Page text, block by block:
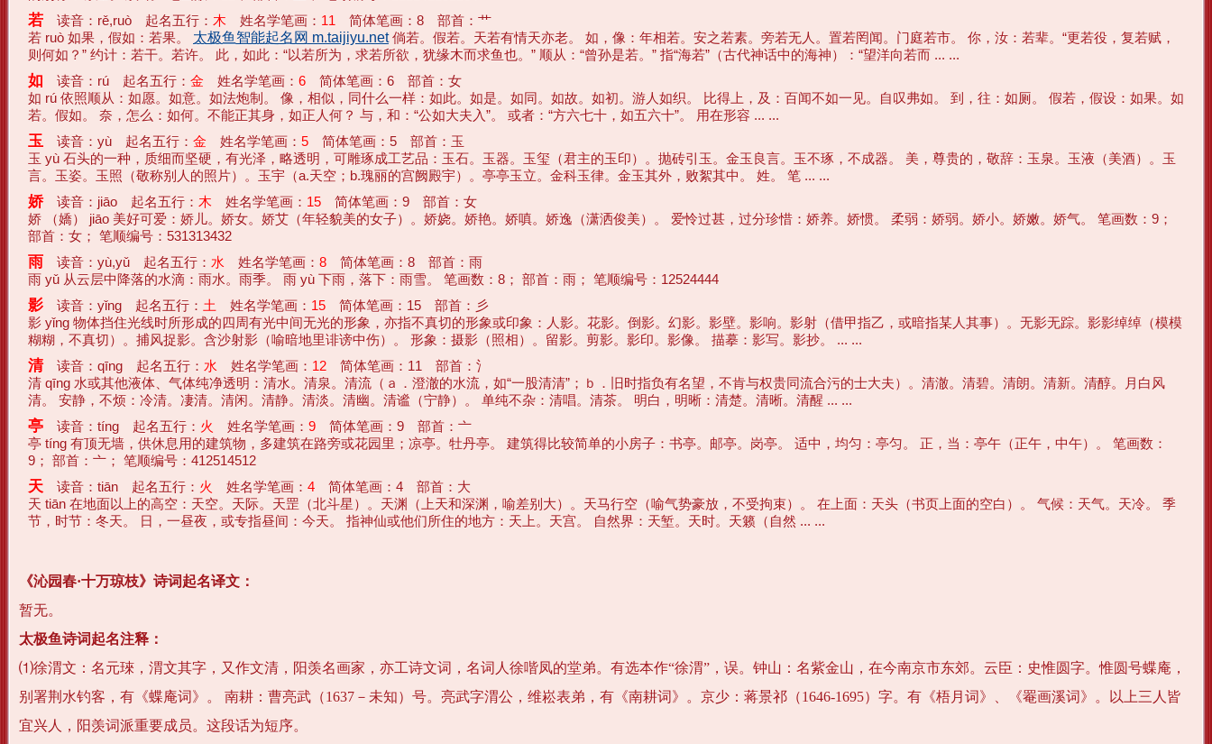
若 读音：rě,ruò 起名五行： 木 姓名学笔画： 11
简体笔画：8 部首：艹
若 ruò 如果，假如：若果。 太极鱼智能起名网 m.taijiyu.net倘若。假若。天若有情天亦老。 如，像：年相若。安之若素。旁若无人。置若罔闻。门庭若市。 你，汝：若辈。“更若役，复若赋，
则何如？” 约计：若干。若许。 此，如此：“以若所为，求若所欲，犹缘木而求鱼也。” 顺从：“曾孙是若。” 指“海若”（古代神话中的海神）：“望洋向若而 ... ...
如 读音：rú 起名五行： 金 姓名学笔画： 6 简体笔画：6 部首：女
如 rú 依照顺从：如愿。如意。如法炮制。 像，相似，同什么一样：如此。如是。如同。如故。如初。游人如织。 比得上，及：百闻不如一见。自叹弗如。 到，往：如厕。 假若，假设：如果。如
若。假如。 奈，怎么：如何。不能正其身，如正人何？ 与，和：“公如大夫入”。 或者：“方六七十，如五六十”。 用在形容 ... ...
玉 读音：yù 起名五行： 金 姓名学笔画： 5 简体笔画：5 部首：玉
玉 yù 石头的一种，质细而坚硬，有光泽，略透明，可雕琢成工艺品：玉石。玉器。玉玺（君主的玉印）。抛砖引玉。金玉良言。玉不琢，不成器。 美，尊贵的，敬辞：玉泉。玉液（美酒）。玉
言。玉姿。玉照（敬称别人的照片）。玉宇（a.天空；b.瑰丽的宫阙殿宇）。亭亭玉立。金科玉律。金玉其外，败絮其中。 姓。 笔 ... ...
娇读音：jiāo 起名五行： 木 姓名学笔画： 15 简体笔画：9 部首：女
娇 （嬌） jiāo 美好可爱：娇儿。娇女。娇艾（年轻貌美的女子）。娇娆。娇艳。娇嗔。娇逸（潇洒俊美）。 爱怜过甚，过分珍惜：娇养。娇惯。 柔弱：娇弱。娇小。娇嫩。娇气。 笔画数：9；
部首：女； 笔顺编号：531313432
雨 读音：yù,yǔ 起名五行： 水 姓名学笔画： 8 简体笔画：8 部首：雨
雨 yǔ 从云层中降落的水滴：雨水。雨季。 雨 yù 下雨，落下：雨雪。 笔画数：8； 部首：雨； 笔顺编号：12524444
影 读音：yǐng 起名五行： 土 姓名学笔画： 15 简体笔画：15 部首：彡
影 yǐng 物体挡住光线时所形成的四周有光中间无光的形象，亦指不真切的形象或印象：人影。花影。倒影。幻影。影壁。影响。影射（借甲指乙，或暗指某人其事）。无影无踪。影影绰绰（模模
糊糊，不真切）。捕风捉影。含沙射影（喻暗地里诽谤中伤）。 形象：摄影（照相）。留影。剪影。影印。影像。 描摹：影写。影抄。 ... ...
清读音：qīng 起名五行： 水 姓名学笔画： 12 简体笔画：11 部首：氵
清 qīng 水或其他液体、气体纯净透明：清水。清泉。清流（ａ．澄澈的水流，如“一股清清”；ｂ．旧时指负有名望，不肯与权贵同流合污的士大夫）。清澈。清碧。清朗。清新。清醇。月白风
清。 安静，不烦：冷清。凄清。清闲。清静。清淡。清幽。清谧（宁静）。 单纯不杂：清唱。清茶。 明白，明晰：清楚。清晰。清醒 ... ...
亭 读音：tíng 起名五行： 火 姓名学笔画： 9 简体笔画：9 部首：亠
亭 tíng 有顶无墙，供休息用的建筑物，多建筑在路旁或花园里；凉亭。牡丹亭。 建筑得比较简单的小房子：书亭。邮亭。岗亭。 适中，均匀：亭匀。 正，当：亭午（正午，中午）。 笔画数：
9； 部首：亠； 笔顺编号：412514512
天 读音：tiān 起名五行： 火 姓名学笔画： 4 简体笔画：4 部首：大
天 tiān 在地面以上的高空：天空。天际。天罡（北斗星）。天渊（上天和深渊，喻差别大）。天马行空（喻气势豪放，不受拘束）。 在上面：天头（书页上面的空白）。 气候：天气。天冷。 季
节，时节：冬天。 日，一昼夜，或专指昼间：今天。 指神仙或他们所住的地方：天上。天宫。 自然界：天堑。天时。天籁（自然 ... ...
《沁园春·十万琼枝》诗词起名译文：
暂无。
太极鱼诗词起名注释：
⑴徐渭文：名元琜，渭文其字，又作文清，阳羡名画家，亦工诗文词，名词人徐喈凤的堂弟。有选本作“徐渭”，误。钟山：名紫金山，在今南京市东郊。云臣：史惟圆字。惟圆号蝶庵，
别署荆水钓客，有《蝶庵词》。 南耕：曹亮武（1637－未知）号。亮武字渭公，维崧表弟，有《南耕词》。京少：蒋景祁（1646-1695）字。有《梧月词》、《罨画溪词》。以上三人皆
宜兴人，阳羡词派重要成员。这段话为短序。